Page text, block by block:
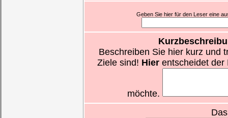
Geben Sie hier für den Leser eine
Beschreiben Sie hier kurz und
Ziele sind! Hier entscheidet der
möchte.